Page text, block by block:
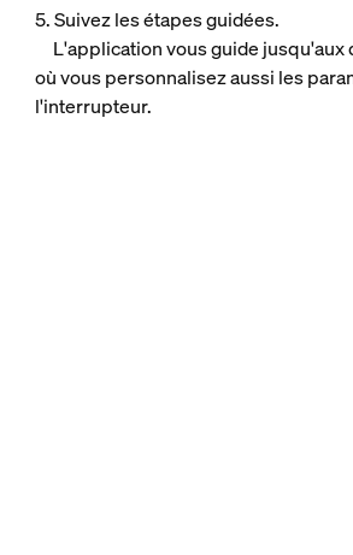
5. Suivez les étapes guidées.
L'application vous guide jusqu'aux
où vous personnalisez aussi les
l'interrupteur.